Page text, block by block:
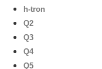
h-tron
Q2
Q3
Q4
Q5